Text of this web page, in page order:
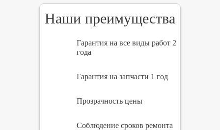
Наши преимущества
Гарантия на все виды работ 2
года
Гарантия на запчасти 1 год
Прозрачность цены
Соблюдение сроков ремонта